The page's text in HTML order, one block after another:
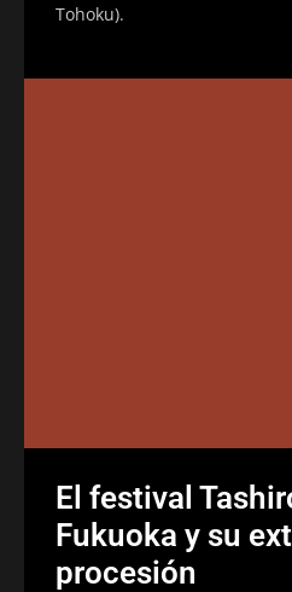
Tohoku).
El festival
Fukuoka y su
procesión